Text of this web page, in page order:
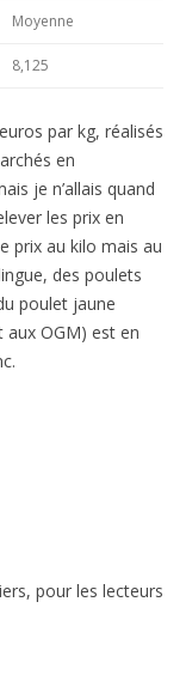
Moyenne
8,125
par kg, réalisés
en
je n’allais quand
les prix en
prix au kilo mais au
des poulets
poulet jaune
OGM) est en
pour les lecteurs